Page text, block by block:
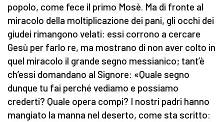
popolo, come fece il primo Mosè. Ma di fronte al
miracolo della moltiplicazione dei pani, gli occhi dei
giudei rimangono velati: essi corrono a cercare
Gesù per farlo re, ma mostrano di non aver colto in
quel miracolo il grande segno messianico; tant’è
ch’essi domandano al Signore: «Quale segno
dunque tu fai perché vediamo e possiamo
crederti? Quale opera compi? I nostri padri hanno
mangiato la manna nel deserto, come sta scritto: